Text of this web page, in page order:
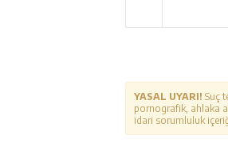
YASAL UYARI! Suç
pornografik, ahlaka
idari sorumluluk